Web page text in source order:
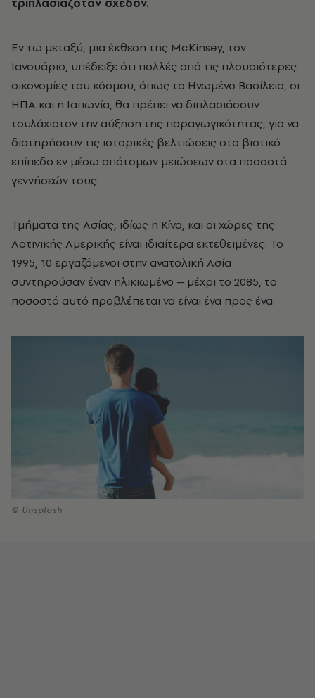
Εν τω μεταξύ, μια έκθεση της McKinsey, τον
Ιανουάριο, υπέδειξε ότι πολλές από τις πλουσιότερες
οικονομίες του κόσμου, όπως το Ηνωμένο Βασίλειο, οι
ΗΠΑ και η Ιαπωνία, θα πρέπει να διπλασιάσουν
τουλάχιστον την αύξηση της παραγωγικότητας, για να
διατηρήσουν τις ιστορικές βελτιώσεις στο βιοτικό
επίπεδο εν μέσω απότομων μειώσεων στα ποσοστά
γεννήσεών τους.
Τμήματα της Ασίας, ιδίως η Κίνα, και οι χώρες της
Λατινικής Αμερικής είναι ιδιαίτερα εκτεθειμένες. Το
1995, 10 εργαζόμενοι στην ανατολική Ασία
συντηρούσαν έναν ηλικιωμένο – μέχρι το 2085, το
ποσοστό αυτό προβλέπεται να είναι ένα προς ένα.
© Unsplash